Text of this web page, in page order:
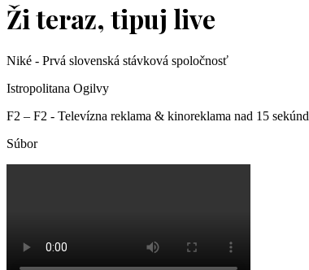
Ži teraz, tipuj live
Niké - Prvá slovenská stávková spoločnosť
Istropolitana Ogilvy
F2 – F2 - Televízna reklama & kinoreklama nad 15 sekúnd
Súbor